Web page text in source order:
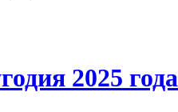
2025 года